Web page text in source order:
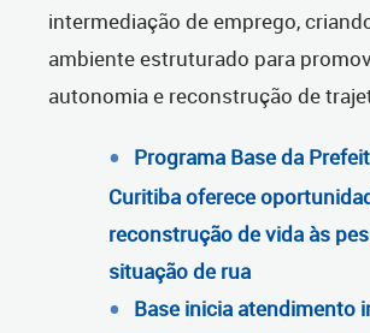
intermediação de emprego,
ambiente estruturado para
autonomia e reconstrução de
Programa Base da
Curitiba oferece
reconstrução de vida às
situação de rua
Base inicia atendimento